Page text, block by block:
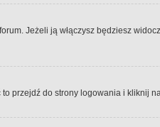
Jeżeli ją włączysz będziesz
to przejdź do strony logowania i kliknij